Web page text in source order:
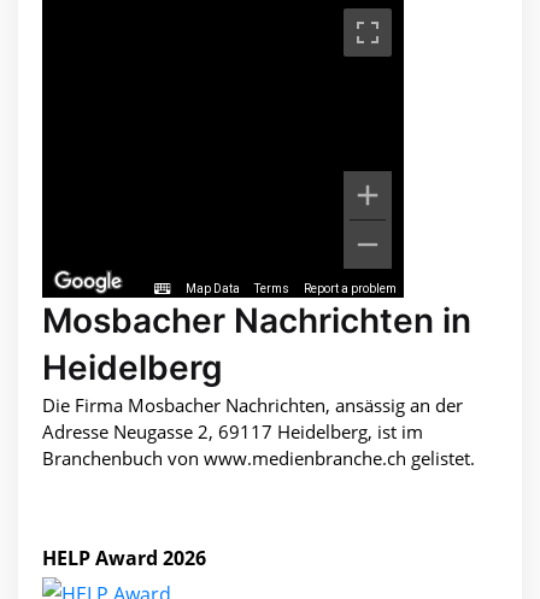
Map Data Terms Report a problem
Mosbacher Nachrichten in
Heidelberg
Die Firma Mosbacher Nachrichten, ansässig an der
Adresse Neugasse 2, 69117 Heidelberg, ist im
Branchenbuch von www.medienbranche.ch gelistet.
HELP Award 2026